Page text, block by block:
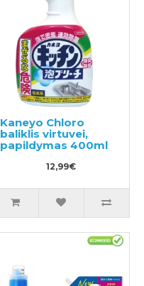
Kaneyo Chloro
baliklis virtuvei,
papildymas 400ml
12,99€